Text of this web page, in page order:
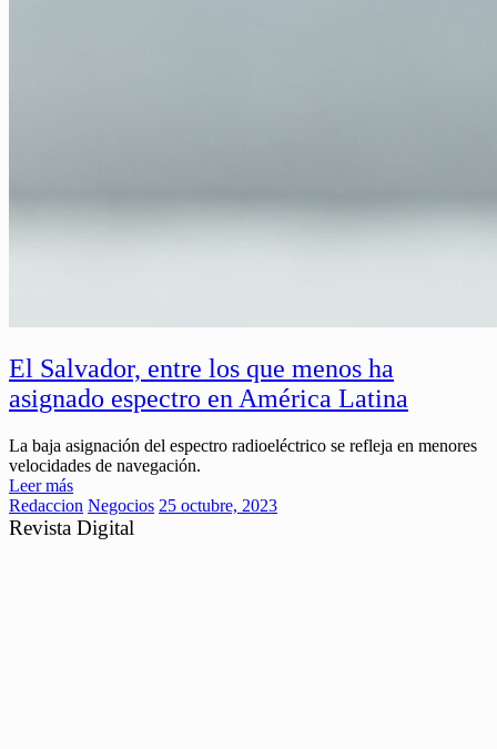
El Salvador, entre los que menos ha
asignado espectro en América Latina
La baja asignación del espectro radioeléctrico se refleja en menores
velocidades de navegación.
Leer más
Redaccion Negocios 25 octubre, 2023
Revista Digital